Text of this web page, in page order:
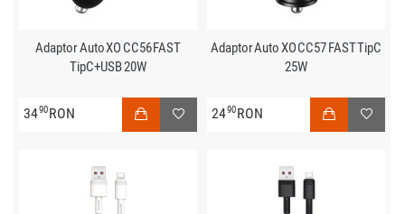
Adaptor Auto XO CC56 FAST
TipC+USB 20W
3490RON
Adaptor Auto XO CC57 FAST TipC
25W
2490RON